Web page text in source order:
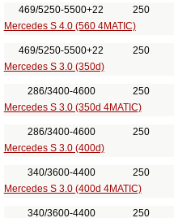
469/5250-5500+22 250
Mercedes S 4.0 (560 4MATIC)
469/5250-5500+22 250
Mercedes S 3.0 (350d)
286/3400-4600 250
Mercedes S 3.0 (350d 4MATIC)
286/3400-4600 250
Mercedes S 3.0 (400d)
340/3600-4400 250
Mercedes S 3.0 (400d 4MATIC)
340/3600-4400 250